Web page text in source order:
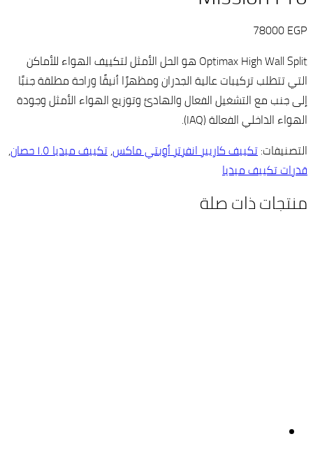
78000EGP
Optimax High Wall Split هو الحل الأمثل لتكييف الهواء للأماكن
التي تتطلب تركيبات عالية الجدران ومظهرًا أنيقًا وراحة مطلقة جنبًا
إلى جنب مع التشغيل الفعال والهادئ وتوزيع الهواء الأمثل وجودة
الهواء الداخلي الفعالة (IAQ).
التصنيفات:تكييف كاريير انفرتر أوبتي ماكس,تكييف ميديا ١.٥ حصان
,
قدرات تكييف ميديا
منتجات ذات صلة